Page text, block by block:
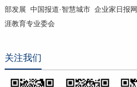
部发展 中国报道·智慧城市 企业家日报网
涯教育专业委会
关注我们